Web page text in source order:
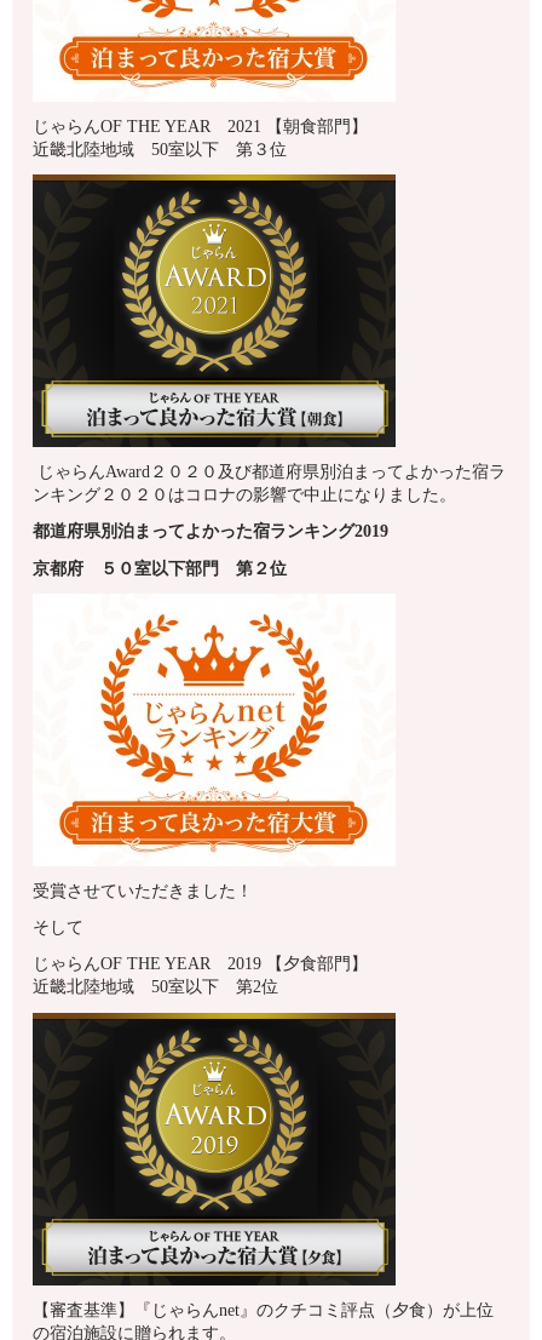
じゃらんOF THE YEAR 2021 【朝食部門】
近畿北陸地域 50室以下 第３位
じゃらんAward２０２０及び都道府県別泊まってよかった宿ラ
ンキング２０２０はコロナの影響で中止になりました。
都道府県別泊まってよかった宿ランキング2019
京都府 ５０室以下部門 第 ２位
受賞させていただきました！
そして
じゃらんOF THE YEAR 2019 【夕食部門】
近畿北陸地域 50室以下 第2位
【審査基準】『じゃらんnet』のクチコミ評点（夕食）が上位
の宿泊施設に贈られます。